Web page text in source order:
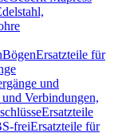
BögenErsatzteile für
und
Verbindungen,
Ersatzteile
freiErsatzteile für